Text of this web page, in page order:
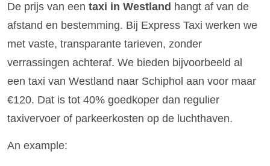
De prijs van een taxi in Westland hangt af van de
afstand en bestemming. Bij Express Taxi werken we
met vaste, transparante tarieven, zonder
verrassingen achteraf. We bieden bijvoorbeeld al
een taxi van Westland naar Schiphol aan voor maar
€120. Dat is tot 40% goedkoper dan regulier
taxivervoer of parkeerkosten op de luchthaven.
An example: